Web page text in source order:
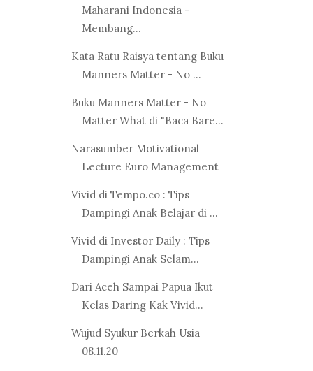
Maharani Indonesia -
Membang...
Kata Ratu Raisya tentang Buku
Manners Matter - No ...
Buku Manners Matter - No
Matter What di "Baca Bare...
Narasumber Motivational
Lecture Euro Management
Vivid di Tempo.co : Tips
Dampingi Anak Belajar di ...
Vivid di Investor Daily : Tips
Dampingi Anak Selam...
Dari Aceh Sampai Papua Ikut
Kelas Daring Kak Vivid...
Wujud Syukur Berkah Usia
08.11.20